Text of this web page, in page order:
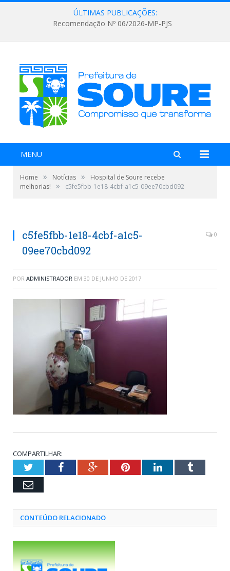
ÚLTIMAS PUBLICAÇÕES:
Recomendação Nº 06/2026-MP-PJS
MENU
Home » Notícias »
Hospital de Soure recebe
melhorias!
» c5fe5fbb-1e18-4cbf-a1c5-09ee70cbd092
c5fe5fbb-1e18-4cbf-a1c5-
09ee70cbd092
0
POR ADMINISTRADOR EM 30 DE JUNHO DE 2017
COMPARTILHAR:
TwitterFacebookGoogle+PinterestLinkedInTumblr
Email
CONTEÚDO RELACIONADO